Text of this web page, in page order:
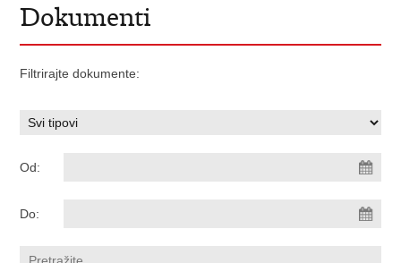
Dokumenti
Filtrirajte dokumente:
Od:
Do: